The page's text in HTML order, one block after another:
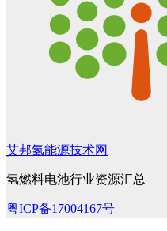
艾邦氢能源技术网
氢燃料电池行业资源汇总
粤ICP备17004167号